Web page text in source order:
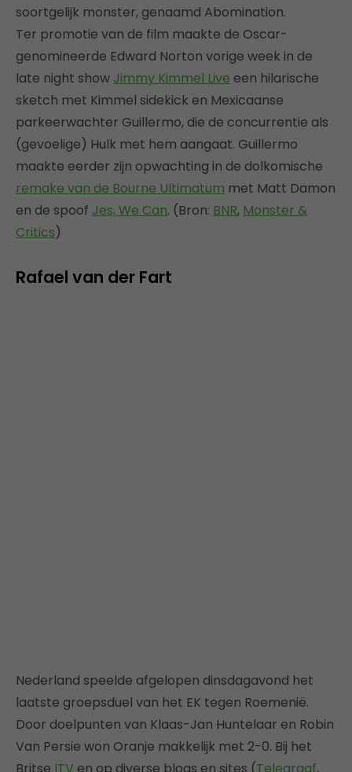
soortgelijk monster, genaamd Abomination.
Ter promotie van de film maakte de Oscar-
genomineerde Edward Norton vorige week in de
late night show Jimmy Kimmel Live een hilarische
sketch met Kimmel sidekick en Mexicaanse
parkeerwachter Guillermo, die de concurrentie als
(gevoelige) Hulk met hem aangaat. Guillermo
maakte eerder zijn opwachting in de dolkomische
remake van de Bourne Ultimatum met Matt Damon
en de spoof Jes, We Can. (Bron: BNR, Monster &
Critics)
Rafael van der Fart
Nederland speelde afgelopen dinsdagavond het
laatste groepsduel van het EK tegen Roemenië.
Door doelpunten van Klaas-Jan Huntelaar en Robin
Van Persie won Oranje makkelijk met 2-0. Bij het
Britse ITV en op diverse blogs en sites (Telegraaf,